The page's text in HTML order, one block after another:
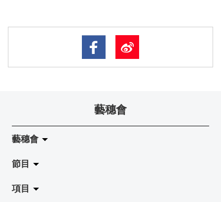
藝穗會
藝穗會
關於藝穗會
藝穗會的演化
節目
拉闊
項目